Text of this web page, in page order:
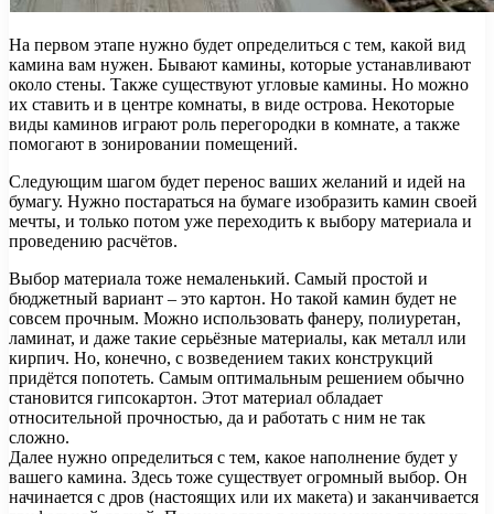
На первом этапе нужно будет определиться с тем, какой вид
камина вам нужен. Бывают камины, которые устанавливают
около стены. Также существуют угловые камины. Но можно
их ставить и в центре комнаты, в виде острова. Некоторые
виды каминов играют роль перегородки в комнате, а также
помогают в зонировании помещений.
Следующим шагом будет перенос ваших желаний и идей на
бумагу. Нужно постараться на бумаге изобразить камин своей
мечты, и только потом уже переходить к выбору материала и
проведению расчётов.
Выбор материала тоже немаленький. Самый простой и
бюджетный вариант – это картон. Но такой камин будет не
совсем прочным. Можно использовать фанеру, полиуретан,
ламинат, и даже такие серьёзные материалы, как металл или
кирпич. Но, конечно, с возведением таких конструкций
придётся попотеть. Самым оптимальным решением обычно
становится гипсокартон. Этот материал обладает
относительной прочностью, да и работать с ним не так
сложно.
Далее нужно определиться с тем, какое наполнение будет у
вашего камина. Здесь тоже существует огромный выбор. Он
начинается с дров (настоящих или их макета) и заканчивается